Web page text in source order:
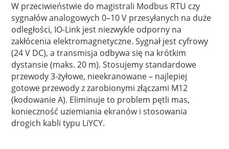
W przeciwieństwie do magistrali Modbus RTU czy
sygnałów analogowych 0–10 V przesyłanych na duże
odległości, IO-Link jest niezwykle odporny na
zakłócenia elektromagnetyczne. Sygnał jest cyfrowy
(24 V DC), a transmisja odbywa się na krótkim
dystansie (maks. 20 m). Stosujemy standardowe
przewody 3-żyłowe, nieekranowane – najlepiej
gotowe przewody z zarobionymi złączami M12
(kodowanie A). Eliminuje to problem pętli mas,
konieczność uziemiania ekranów i stosowania
drogich kabli typu LiYCY.